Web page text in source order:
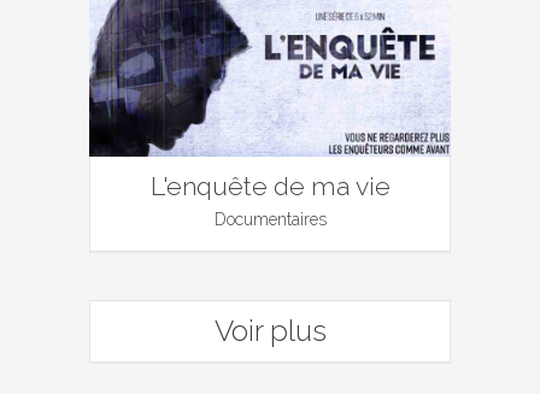
L'enquête de ma vie
Documentaires
Voir plus